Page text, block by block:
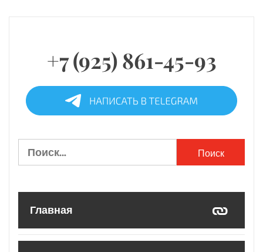
+7 (925) 861-45-93
Найти:
Главная